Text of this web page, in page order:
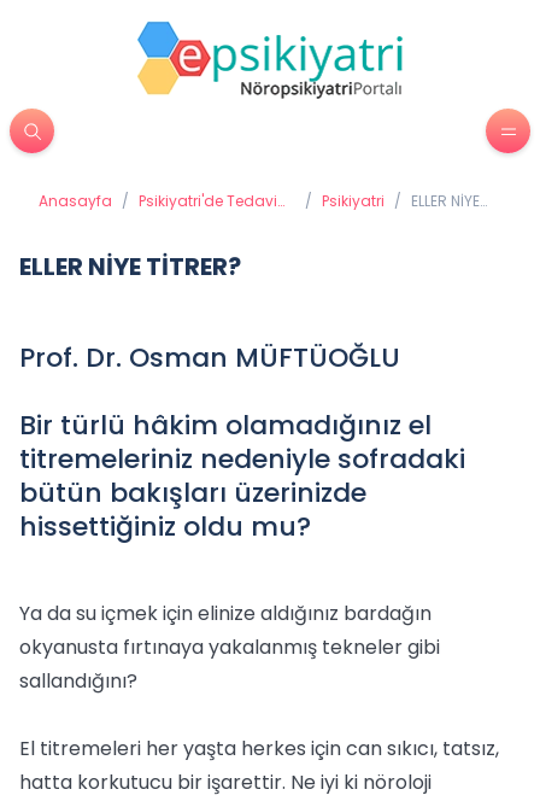
Anasayfa / Psikiyatri'de Tedavi
/ Psikiyatri / ELLER NİYE
ELLER NİYE TİTRER?
Prof. Dr. Osman MÜFTÜOĞLU
Bir türlü hâkim olamadığınız el
titremeleriniz nedeniyle sofradaki
bütün bakışları üzerinizde
hissettiğiniz oldu mu?
Ya da su içmek için elinize aldığınız bardağın
okyanusta fırtınaya yakalanmış tekneler gibi
sallandığını?
El titremeleri her yaşta herkes için can sıkıcı, tatsız,
hatta korkutucu bir işarettir. Ne iyi ki nöroloji